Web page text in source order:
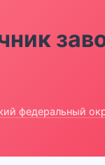
федеральный